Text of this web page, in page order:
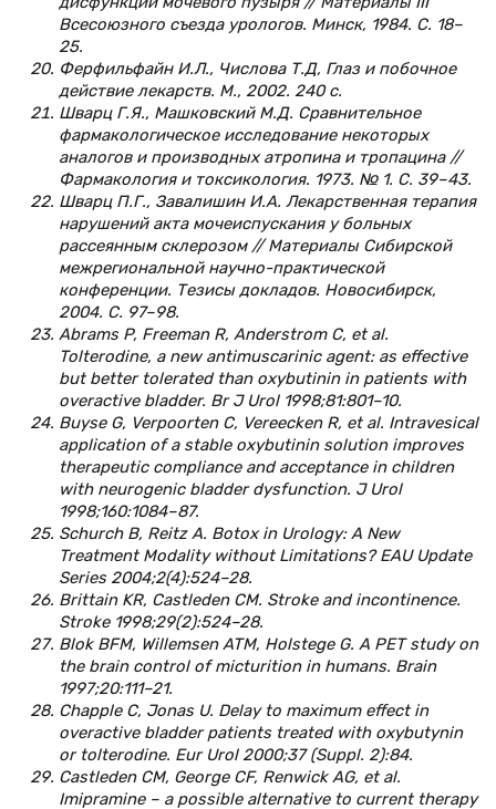
Всесоюзного съезда урологов. Минск, 1984. С. 18–
25.
Ферфильфайн И.Л., Числова Т.Д, Глаз и побочное
действие лекарств. М., 2002. 240 с.
Шварц Г.Я., Машковский М.Д. Сравнительное
фармакологическое исследование некоторых
аналогов и производных атропина и тропацина //
Фармакология и токсикология. 1973. № 1. С. 39–43.
Шварц П.Г., Завалишин И.А. Лекарственная терапия
нарушений акта мочеиспускания у больных
рассеянным склерозом // Материалы Сибирской
межрегиональной научно-практической
конференции. Тезисы докладов. Новосибирск,
2004. С. 97–98.
Abrams P, Freeman R, Anderstrom C, et al.
Tolterodine, a new antimuscarinic agent: as effective
but better tolerated than oxybutinin in patients with
overactive bladder. Br J Urol 1998;81:801–10.
Buyse G, Verpoorten C, Vereecken R, et al. Intravesical
application of a stable oxybutinin solution improves
therapeutic compliance and acceptance in children
with neurogenic bladder dysfunction. J Urol
1998;160:1084–87.
Schurch B, Reitz A. Botox in Urology: A New
Treatment Modality without Limitations? EAU Update
Series 2004;2(4):524–28.
Brittain KR, Castleden CM. Stroke and incontinence.
Stroke 1998;29(2):524–28.
Blok BFM, Willemsen ATM, Holstege G. A PET study on
the brain control of micturition in humans. Brain
1997;20:111–21.
Chapple C, Jonas U. Delay to maximum effect in
overactive bladder patients treated with oxybutynin
or tolterodine. Eur Urol 2000;37 (Suppl. 2):84.
Castleden CM, George CF, Renwick AG, et al.
Imipramine – a possible alternative to current therapy